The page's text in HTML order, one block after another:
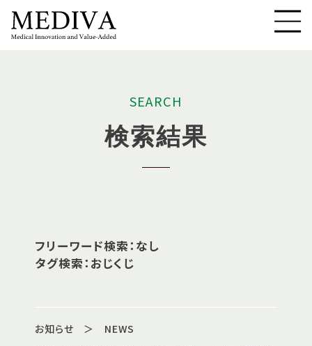
SEARCH
検索結果
フリーワード検索：なし
タグ検索：おじくじ
お知らせ ＞ NEWS